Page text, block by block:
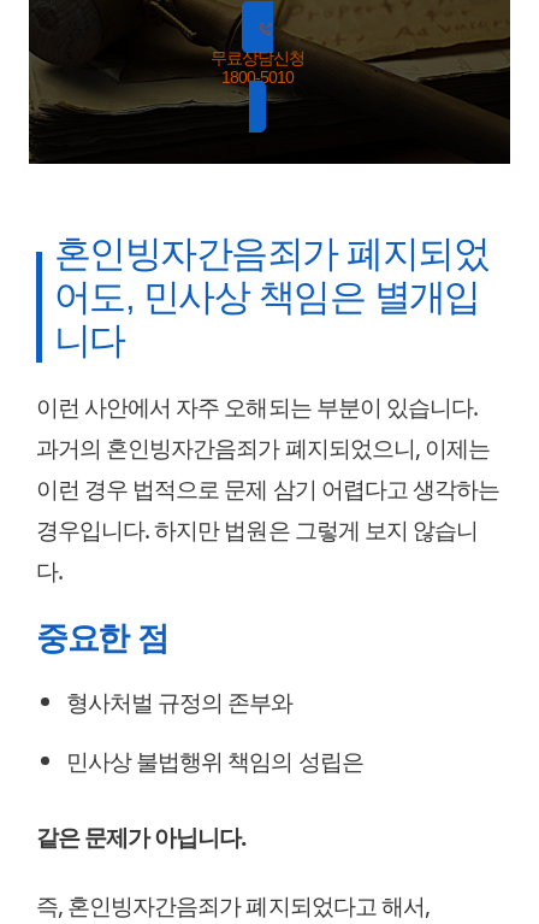
무료상담신청
1800-5010
혼인빙자간음죄가 폐지되었
어도, 민사상 책임은 별개입
니다
이런 사안에서 자주 오해되는 부분이 있습니다.
과거의 혼인빙자간음죄가 폐지되었으니, 이제는
이런 경우 법적으로 문제 삼기 어렵다고 생각하는
경우입니다. 하지만 법원은 그렇게 보지 않습니
다.
중요한 점
형사처벌 규정의 존부와
민사상 불법행위 책임의 성립은
같은 문제가 아닙니다.
즉, 혼인빙자간음죄가 폐지되었다고 해서,